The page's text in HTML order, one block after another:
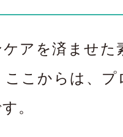
アを済ませた
こからは、プ
。